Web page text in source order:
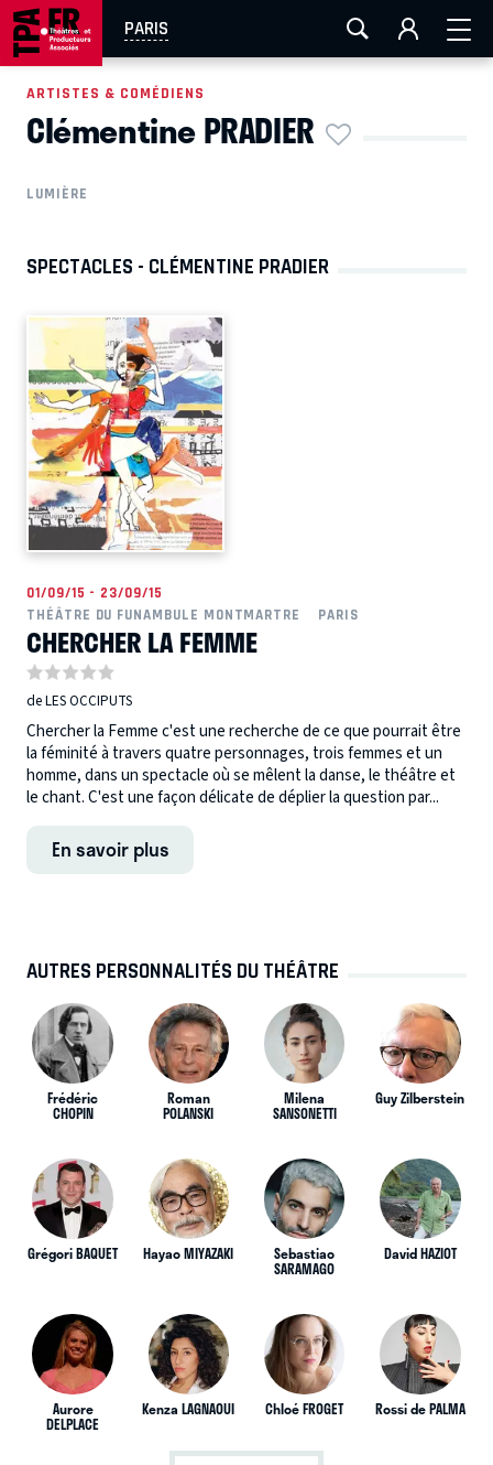
PARIS
AIX-MARSEILLE LA ROCHELLE
EN TOURNÉE
ARTISTES & COMÉDIENS
Clémentine PRADIER
LUMIÈRE
SPECTACLES - CLÉMENTINE PRADIER
01/09/15 - 23/09/15
THÉÂTRE DU FUNAMBULE MONTMARTRE
PARIS
CHERCHER LA FEMME
de LES OCCIPUTS
Chercher la Femme c'est une recherche de ce que pourrait être
la féminité à travers quatre personnages, trois femmes et un
homme, dans un spectacle où se mêlent la danse, le théâtre et
le chant. C'est une façon délicate de déplier la question par...
En savoir plus
AUTRES PERSONNALITÉS DU THÉÂTRE
Frédéric
CHOPIN
Roman
POLANSKI
Milena
SANSONETTI
Guy Zilberstein
Grégori BAQUET Hayao MIYAZAKI Sebastiao
SARAMAGO
David HAZIOT
Aurore
DELPLACE
Kenza LAGNAOUI Chloé FROGET Rossi de PALMA